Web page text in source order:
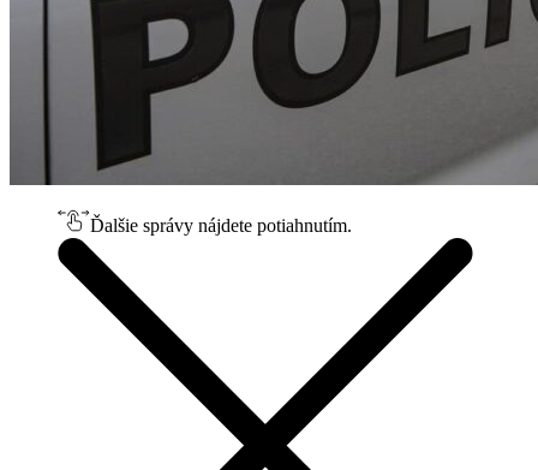
Ďalšie správy nájdete potiahnutím.